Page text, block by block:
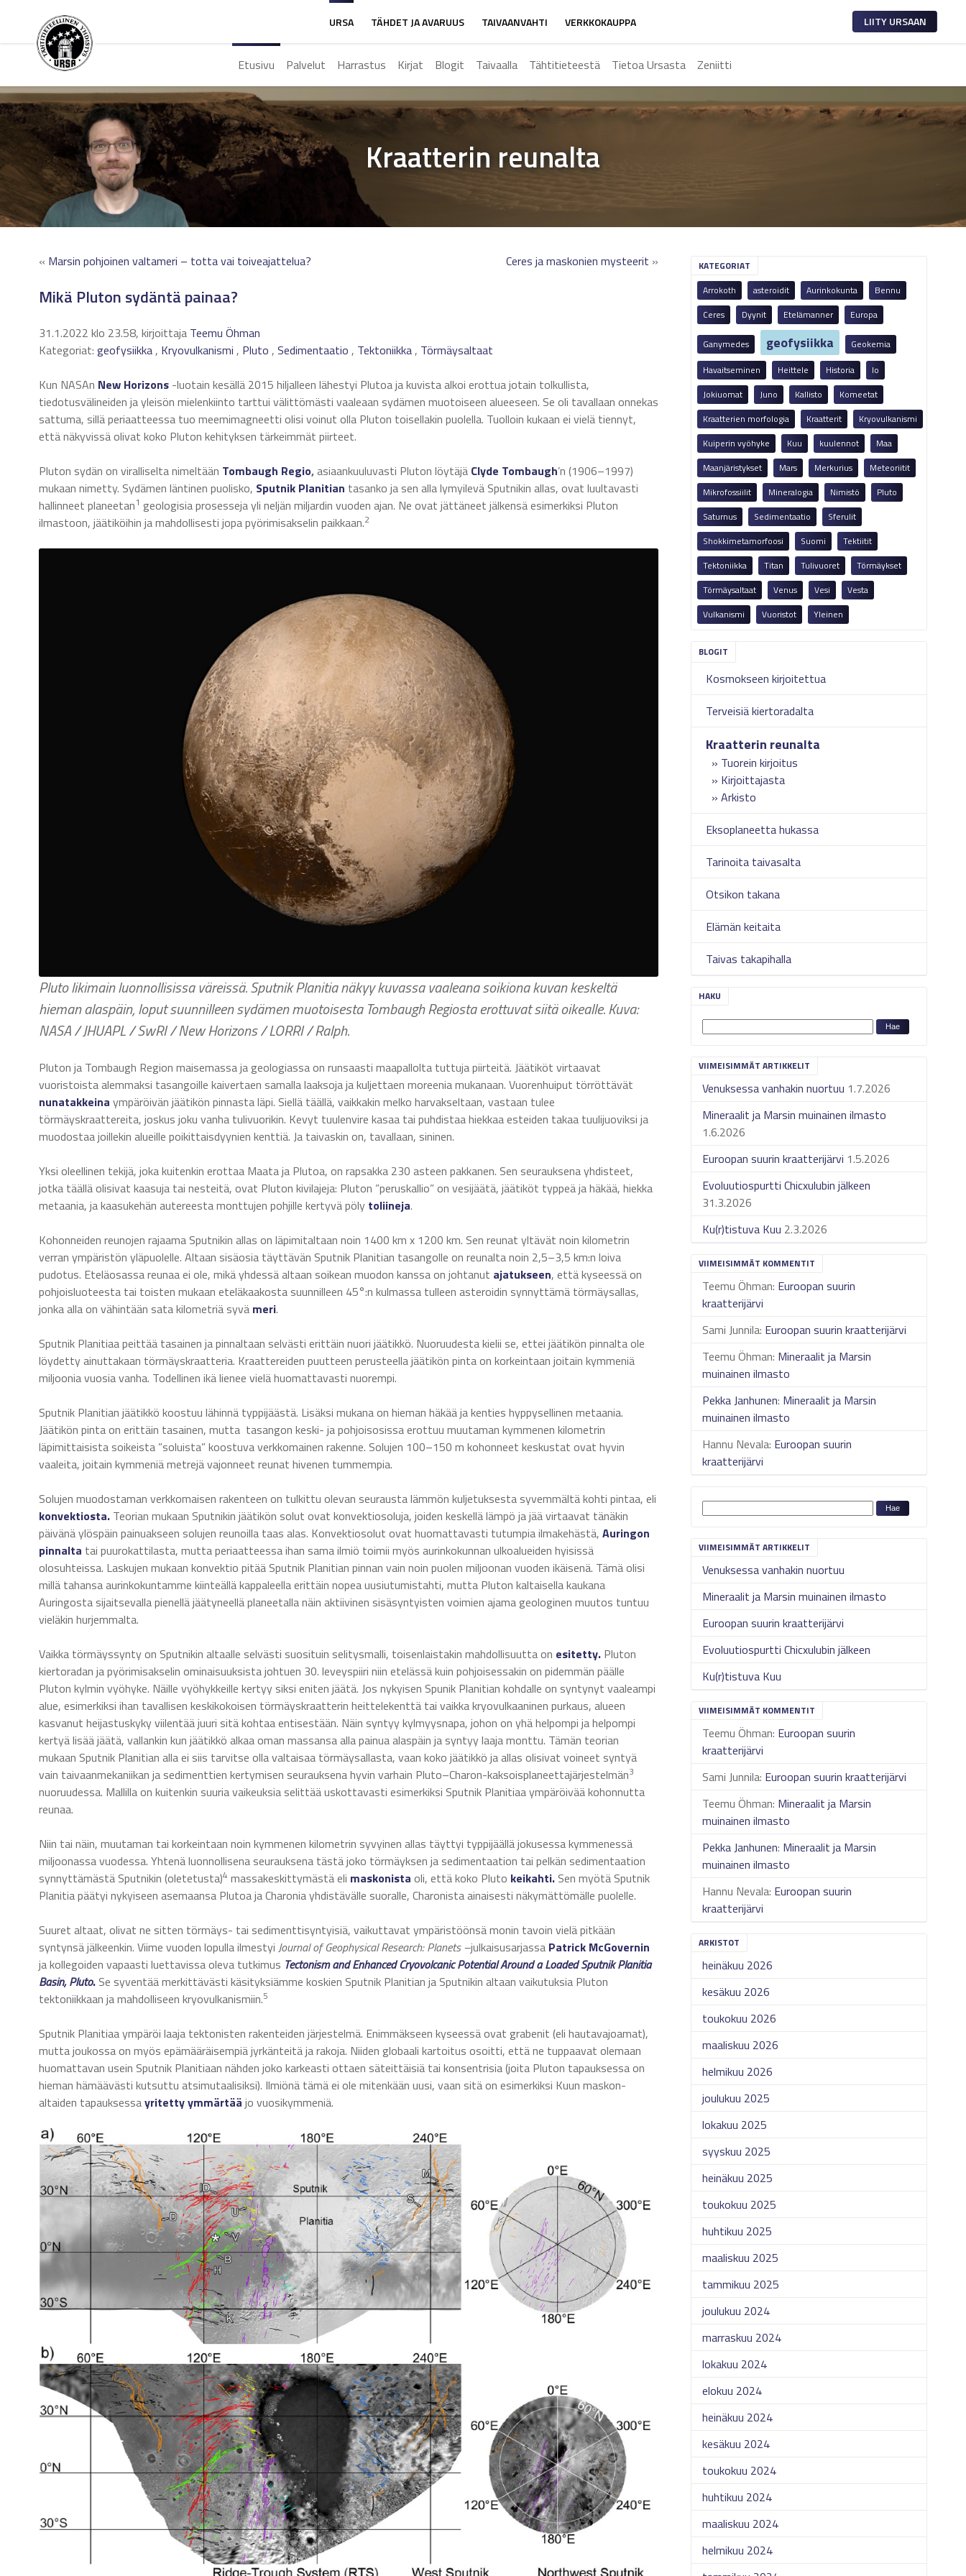
LIITY URSAAN
URSA TÄHDET JA AVARUUS TAIVAANVAHTI VERKKOKAUPPA
Etusivu Palvelut Harrastus Kirjat Blogit Taivaalla Tähtitieteestä Tietoa Ursasta Zeniitti
Kraatterin reunalta
KATEGORIAT
Arrokoth
asteroidit Aurinkokunta
Bennu
Ceres
Dyynit Etelämanner Europa
Ganymedes geofysiikka
Geokemia
Havaitseminen
Heittele Historia
Io
Jokiuomat
Juno Kallisto
Komeetat
Kraatterien morfologia
Kraatterit
Kryovulkanismi
Kuiperin vyöhyke
Kuu kuulennot
Maa
Maanjäristykset
Mars Merkurius
Meteoriitit
Mikrofossiilit
Mineralogia Nimistö
Pluto
Saturnus
Sedimentaatio
Sferulit
Shokkimetamorfoosi
Suomi
Tektiitit
Tektoniikka
Titan Tulivuoret
Törmäykset
Törmäysaltaat
Venus Vesi
Vesta
Vulkanismi
Vuoristot Yleinen
Kosmokseen kirjoitettua
Terveisiä kiertoradalta
Kraatterin reunalta
Tuorein kirjoitus
Kirjoittajasta
Arkisto
Eksoplaneetta hukassa
Tarinoita taivasalta
Otsikon takana
Elämän keitaita
Taivas takapihalla
HAKU
VIIMEISIMMÄT ARTIKKELIT
Venuksessa vanhakin nuortuu 1.7.2026
Mineraalit ja Marsin muinainen ilmasto
1.6.2026
Euroopan suurin kraatterijärvi 1.5.2026
Evoluutiospurtti Chicxulubin jälkeen
31.3.2026
Ku(r)tistuva Kuu 2.3.2026
VIIMEISIMMÄT KOMMENTIT
Teemu Öhman: Euroopan suurin
kraatterijärvi
Sami Junnila: Euroopan suurin kraatterijärvi
Teemu Öhman: Mineraalit ja Marsin
muinainen ilmasto
Pekka Janhunen: Mineraalit ja Marsin
muinainen ilmasto
Hannu Nevala: Euroopan suurin
kraatterijärvi
VIIMEISIMMÄT ARTIKKELIT
Venuksessa vanhakin nuortuu
Mineraalit ja Marsin muinainen ilmasto
Euroopan suurin kraatterijärvi
Evoluutiospurtti Chicxulubin jälkeen
Ku(r)tistuva Kuu
VIIMEISIMMÄT KOMMENTIT
Teemu Öhman: Euroopan suurin
kraatterijärvi
Sami Junnila: Euroopan suurin kraatterijärvi
Teemu Öhman: Mineraalit ja Marsin
muinainen ilmasto
Pekka Janhunen: Mineraalit ja Marsin
muinainen ilmasto
Hannu Nevala: Euroopan suurin
kraatterijärvi
ARKISTOT
heinäkuu 2026
kesäkuu 2026
toukokuu 2026
maaliskuu 2026
helmikuu 2026
joulukuu 2025
lokakuu 2025
syyskuu 2025
heinäkuu 2025
toukokuu 2025
huhtikuu 2025
maaliskuu 2025
tammikuu 2025
joulukuu 2024
marraskuu 2024
lokakuu 2024
elokuu 2024
heinäkuu 2024
kesäkuu 2024
toukokuu 2024
huhtikuu 2024
maaliskuu 2024
helmikuu 2024
« Marsin pohjoinen valtameri – totta vai toiveajattelua? Ceres ja maskonien mysteerit »
Mikä Pluton sydäntä painaa?
31.1.2022 klo 23.58, kirjoittaja Teemu Öhman
Kategoriat: geofysiikka, Kryovulkanismi , Pluto , Sedimentaatio , Tektoniikka, Törmäysaltaat
Kun NASAn New Horizons -luotain kesällä 2015 hiljalleen lähestyi Plutoa ja kuvista alkoi erottua jotain tolkullista,
tiedotusvälineiden ja yleisön mielenkiinto tarttui välittömästi vaaleaan sydämen muotoiseen alueeseen. Se oli tavallaan onnekas
sattuma, sillä periaatteessa tuo meemimagneetti olisi voinut olla Pluton toisellakin puolella. Tuolloin kukaan ei vielä tiennyt,
että näkyvissä olivat koko Pluton kehityksen tärkeimmät piirteet.
Pluton sydän on viralliselta nimeltään Tombaugh Regio,asiaankuuluvasti Pluton löytäjä Clyde Tombaugh’n (1906–1997)
mukaan nimetty. Sydämen läntinen puolisko, Sputnik Planitian tasanko ja sen alla lymyilevä Sputnikin allas, ovat luultavasti
hallinneet planeetan1 geologisia prosesseja yli neljän miljardin vuoden ajan. Ne ovat jättäneet jälkensä esimerkiksi Pluton
ilmastoon, jäätiköihin ja mahdollisesti jopa pyörimisakselin paikkaan.2
Pluto likimain luonnollisissa väreissä. Sputnik Planitia näkyy kuvassa vaaleana soikiona kuvan keskeltä
hieman alaspäin, loput suunnilleen sydämen muotoisesta Tombaugh Regiosta erottuvat siitä oikealle. Kuva:
NASA / JHUAPL / SwRI / New Horizons / LORRI / Ralph.
Pluton ja Tombaugh Region maisemassa ja geologiassa on runsaasti maapallolta tuttuja piirteitä. Jäätiköt virtaavat
vuoristoista alemmaksi tasangoille kaivertaen samalla laaksoja ja kuljettaen moreenia mukanaan. Vuorenhuiput törröttävät
nunatakkeina ympäröivän jäätikön pinnasta läpi. Siellä täällä, vaikkakin melko harvakseltaan, vastaan tulee
törmäyskraattereita, joskus joku vanha tulivuorikin. Kevyt tuulenvire kasaa tai puhdistaa hiekkaa esteiden takaa tuulijuoviksi ja
muodostaa joillekin alueille poikittaisdyynien kenttiä. Ja taivaskin on, tavallaan, sininen.
Yksi oleellinen tekijä, joka kuitenkin erottaa Maata ja Plutoa, on rapsakka 230 asteen pakkanen. Sen seurauksena yhdisteet,
jotka täällä olisivat kaasuja tai nesteitä, ovat Pluton kivilajeja: Pluton ”peruskallio” on vesijäätä, jäätiköt typpeä ja häkää, hiekka
metaania, ja kaasukehän autereesta monttujen pohjille kertyvä pöly toliineja.
Kohonneiden reunojen rajaama Sputnikin allas on läpimitaltaan noin 1400 km x 1200 km. Sen reunat yltävät noin kilometrin
verran ympäristön yläpuolelle. Altaan sisäosia täyttävän Sputnik Planitian tasangolle on reunalta noin 2,5–3,5 km:n loiva
pudotus. Eteläosassa reunaa ei ole, mikä yhdessä altaan soikean muodon kanssa on johtanut ajatukseen, että kyseessä on
pohjoisluoteesta tai toisten mukaan eteläkaakosta suunnilleen 45°:n kulmassa tulleen asteroidin synnyttämä törmäysallas,
jonka alla on vähintään sata kilometriä syvä meri.
Sputnik Planitiaa peittää tasainen ja pinnaltaan selvästi erittäin nuori jäätikkö. Nuoruudesta kielii se, ettei jäätikön pinnalta ole
löydetty ainuttakaan törmäyskraatteria. Kraattereiden puutteen perusteella jäätikön pinta on korkeintaan joitain kymmeniä
miljoonia vuosia vanha. Todellinen ikä lienee vielä huomattavasti nuorempi.
Sputnik Planitian jäätikkö koostuu lähinnä typpijäästä. Lisäksi mukana on hieman häkää ja kenties hyppysellinen metaania.
Jäätikön pinta on erittäin tasainen, mutta tasangon keski- ja pohjoisosissa erottuu muutaman kymmenen kilometrin
läpimittaisista soikeista ”soluista” koostuva verkkomainen rakenne. Solujen 100–150 m kohonneet keskustat ovat hyvin
vaaleita, joitain kymmeniä metrejä vajonneet reunat hivenen tummempia.
Solujen muodostaman verkkomaisen rakenteen on tulkittu olevan seurausta lämmön kuljetuksesta syvemmältä kohti pintaa, eli
konvektiosta. Teorian mukaan Sputnikin jäätikön solut ovat konvektiosoluja, joiden keskellä lämpö ja jää virtaavat tänäkin
päivänä ylöspäin painuakseen solujen reunoilla taas alas. Konvektiosolut ovat huomattavasti tutumpia ilmakehästä, Auringon
pinnalta tai puurokattilasta, mutta periaatteessa ihan sama ilmiö toimii myös aurinkokunnan ulkoalueiden hyisissä
olosuhteissa. Laskujen mukaan konvektio pitää Sputnik Planitian pinnan vain noin puolen miljoonan vuoden ikäisenä. Tämä olisi
millä tahansa aurinkokuntamme kiinteällä kappaleella erittäin nopea uusiutumistahti, mutta Pluton kaltaisella kaukana
Auringosta sijaitsevalla pienellä jäätyneellä planeetalla näin aktiivinen sisäsyntyisten voimien ajama geologinen muutos tuntuu
vieläkin hurjemmalta.
Vaikka törmäyssynty on Sputnikin altaalle selvästi suosituin selitysmalli, toisenlaistakin mahdollisuutta on esitetty. Pluton
kiertoradan ja pyörimisakselin ominaisuuksista johtuen 30. leveyspiiri niin etelässä kuin pohjoisessakin on pidemmän päälle
Pluton kylmin vyöhyke. Näille vyöhykkeille kertyy siksi eniten jäätä. Jos nykyisen Spunik Planitian kohdalle on syntynyt vaaleampi
alue, esimerkiksi ihan tavallisen keskikokoisen törmäyskraatterin heittelekenttä tai vaikka kryovulkaaninen purkaus, alueen
kasvanut heijastuskyky viilentää juuri sitä kohtaa entisestään. Näin syntyy kylmyysnapa, johon on yhä helpompi ja helpompi
kertyä lisää jäätä, vallankin kun jäätikkö alkaa oman massansa alla painua alaspäin ja syntyy laaja monttu. Tämän teorian
mukaan Sputnik Planitian alla ei siis tarvitse olla valtaisaa törmäysallasta, vaan koko jäätikkö ja allas olisivat voineet syntyä
vain taivaanmekaniikan ja sedimenttien kertymisen seurauksena hyvin varhain Pluto–Charon-kaksoisplaneettajärjestelmän3
nuoruudessa. Mallilla on kuitenkin suuria vaikeuksia selittää uskottavasti esimerkiksi Sputnik Planitiaa ympäröivää kohonnutta
reunaa.
Niin tai näin, muutaman tai korkeintaan noin kymmenen kilometrin syvyinen allas täyttyi typpijäällä jokusessa kymmenessä
miljoonassa vuodessa. Yhtenä luonnollisena seurauksena tästä joko törmäyksen ja sedimentaation tai pelkän sedimentaation
synnyttämästä Sputnikin (oletetusta)4 massakeskittymästä eli maskonista oli, että koko Pluto keikahti. Sen myötä Sputnik
Planitia päätyi nykyiseen asemaansa Plutoa ja Charonia yhdistävälle suoralle, Charonista ainaisesti näkymättömälle puolelle.
Suuret altaat, olivat ne sitten törmäys- tai sedimenttisyntyisiä, vaikuttavat ympäristöönsä monin tavoin vielä pitkään
syntynsä jälkeenkin. Viime vuoden lopulla ilmestyi Journal of Geophysical Research: Planets –julkaisusarjassa Patrick McGovernin
ja kollegoiden vapaasti luettavissa oleva tutkimus Tectonism and Enhanced Cryovolcanic Potential Around a Loaded Sputnik Planitia
Basin, Pluto. Se syventää merkittävästi käsityksiämme koskien Sputnik Planitian ja Sputnikin altaan vaikutuksia Pluton
tektoniikkaan ja mahdolliseen kryovulkanismiin.5
Sputnik Planitiaa ympäröi laaja tektonisten rakenteiden järjestelmä. Enimmäkseen kyseessä ovat grabenit (eli hautavajoamat),
mutta joukossa on myös epämääräisempiä jyrkänteitä ja rakoja. Niiden globaali kartoitus osoitti, että ne tuppaavat olemaan
huomattavan usein Sputnik Planitiaan nähden joko karkeasti ottaen säteittäisiä tai konsentrisia (joita Pluton tapauksessa on
hieman hämäävästi kutsuttu atsimutaalisiksi). Ilmiönä tämä ei ole mitenkään uusi, vaan sitä on esimerkiksi Kuun maskon-
altaiden tapauksessayritetty ymmärtää jo vuosikymmeniä.